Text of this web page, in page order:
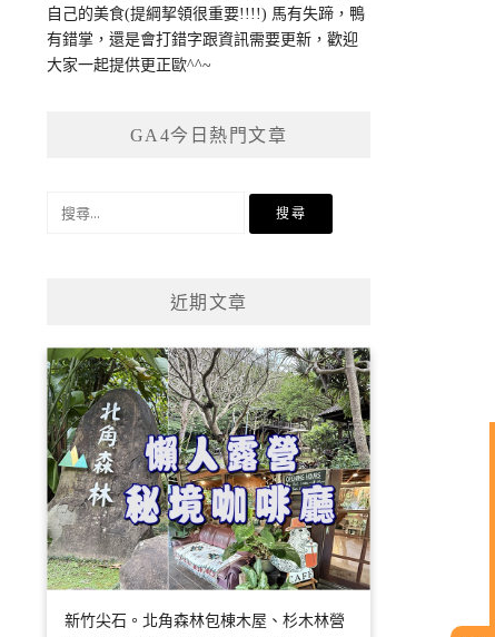
自己的美食(提綱挈領很重要!!!!) 馬有失蹄，鴨
有錯掌，還是會打錯字跟資訊需要更新，歡迎
大家一起提供更正歐^^~
GA4今日熱門文章
近期文章
新竹尖石。北角森林包棟木屋、杉木林營